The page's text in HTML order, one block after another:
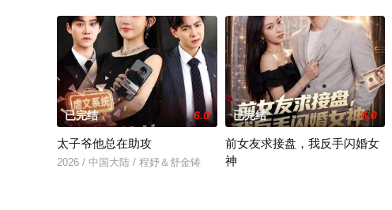
已完结 6.0
太子爷他总在助攻
2026 / 中国大陆 / 程妤＆舒金铸
已完结 6.0
前女友求接盘，我反手闪婚女
神